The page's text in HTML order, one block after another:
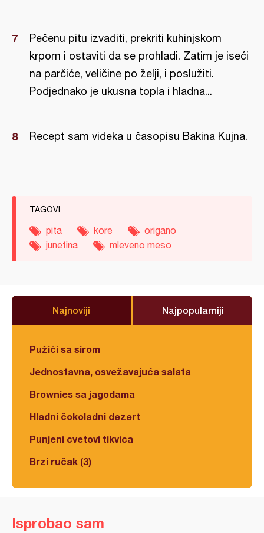
Pečenu pitu izvaditi, prekriti kuhinjskom
krpom i ostaviti da se prohladi. Zatim je iseći
na parčiće, veličine po želji, i poslužiti.
Podjednako je ukusna topla i hladna...
Recept sam videka u časopisu Bakina Kujna.
TAGOVI
pita kore
origano
junetina
mleveno meso
Najnoviji Najpopularniji
Pužići sa sirom
Jednostavna, osvežavajuća salata
Brownies sa jagodama
Hladni čokoladni dezert
Punjeni cvetovi tikvica
Brzi ručak (3)
Isprobao sam